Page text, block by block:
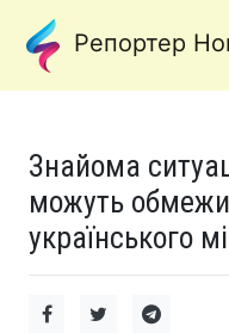
Репортер
Знайома
можуть
українського